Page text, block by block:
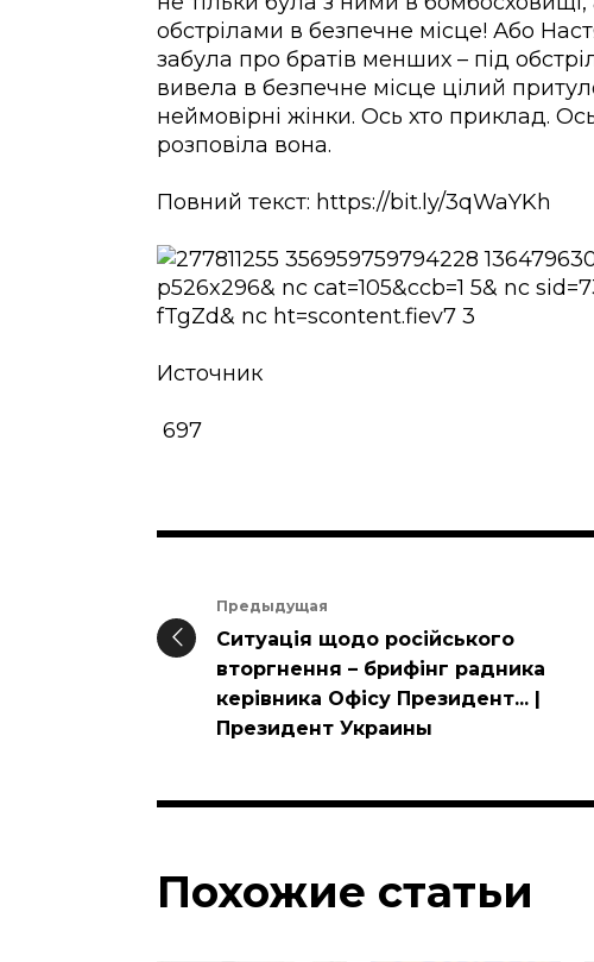
обстрілами в безпечне місце! Або
забула про братів менших – під
вивела в безпечне місце цілий
неймовірні жінки. Ось хто приклад.
розповіла вона.
Повний текст: https://bit.ly/3qWaYKh
Источник
697
Предыдущая
Ситуація щодо російського
вторгнення – брифінг радника
керівника Офісу Президент... |
Президент Украины
Похожие статьи